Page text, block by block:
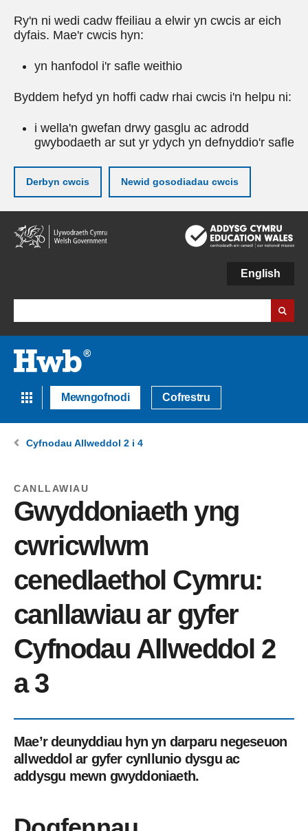
Ry'n ni wedi cadw ffeiliau a elwir yn cwcis ar eich
dyfais. Mae'r cwcis hyn:
yn hanfodol i'r safle weithio
Byddem hefyd yn hoffi cadw rhai cwcis i'n helpu ni:
i wella'n gwefan drwy gasglu ac adrodd
gwybodaeth ar sut yr ydych yn defnyddio'r safle
Derbyn cwcis Newid gosodiadau cwcis
Neidio
i'r
prif
English
Mewngofnodi Cofrestru
Cyfnodau Allweddol 2 i 4
CANLLAWIAU
Gwyddoniaeth yng
cwricwlwm
cenedlaethol Cymru:
canllawiau ar gyfer
Cyfnodau Allweddol 2
a 3
Mae’r deunyddiau hyn yn darparu negeseuon
allweddol ar gyfer cynllunio dysgu ac
addysgu mewn gwyddoniaeth.